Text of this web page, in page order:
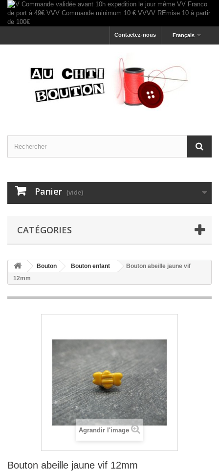
Français
Contactez-nous
Panier (vide)
CATÉGORIES
Bouton Bouton enfant
Bouton abeille jaune vif
12mm
Agrandir l'image
Bouton abeille jaune vif 12mm